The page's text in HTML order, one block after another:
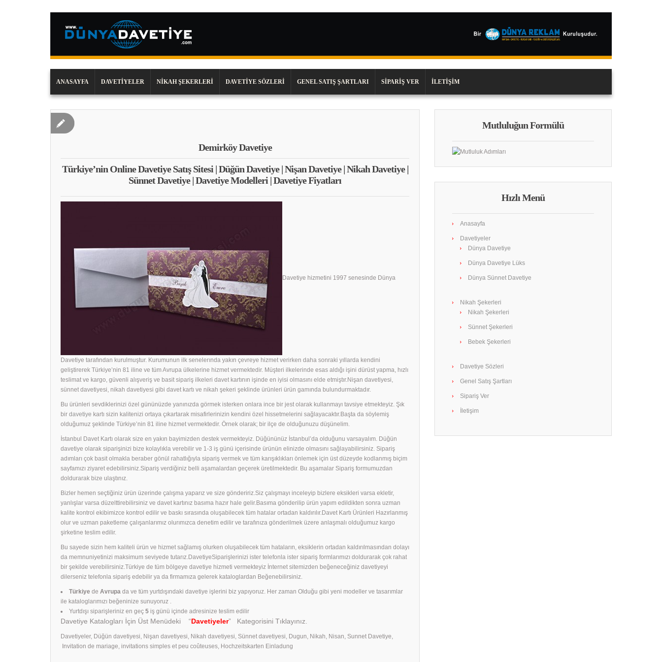
ANASAYFA DAVETIYELER NIKAH ŞEKERLERI DAVETIYE SÖZLERI GENEL SATIŞ ŞARTLARI SIPARIŞ VER İLETIŞIM
Demirköy Davetiye
Türkiye’nin Online Davetiye Satış Sitesi | Düğün Davetiye | Nişan Davetiye | Nikah Davetiye |
Sünnet Davetiye | Davetiye Modelleri | Davetiye Fiyatları
Davetiye hizmetini 1997 senesinde Dünya
Davetiye tarafından kurulmuştur. Kurumunun ilk senelerında yakın çevreye hizmet verirken daha sonraki yıllarda kendini
geliştirerek Türkiye’nin 81 iline ve tüm Avrupa ülkelerine hizmet vermektedir. Müşteri ilkelerinde esas aldığı işini dürüst yapma, hızlı
teslimat ve kargo, güvenli alışveriş ve basit sipariş ilkeleri davet kartının işinde en iyisi olmasını elde etmiştır.Nişan davetiyesi,
sünnet davetiyesi, nikah davetiyesi gibi davet kartı ve nikah şekeri şeklinde ürünleri ürün gamında bulundurmaktadır.
Bu ürünleri sevdiklerinizi özel gününüzde yanınızda görmek isterken onlara ince bir jest olarak kullanmayı tavsiye etmekteyiz. Şık
bir davetiye kartı sizin kalitenizi ortaya çıkartarak misafirlerinizin kendini özel hissetmelerini sağlayacaktır.Başta da söylemiş
olduğumuz şeklinde Türkiye’nin 81 iline hizmet vermektedir. Örnek olarak; bir ilçe de olduğunuzu düşünelim.
İstanbul Davet Kartı olarak size en yakın bayimizden destek vermekteyiz. Düğününüz İstanbul’da olduğunu varsayalım. Düğün
davetiye olarak siparişinizi bize kolaylıkla verebilir ve 1-3 iş günü içerisinde ürünün elinizde olmasını sağlayabilirsiniz. Sipariş
adımları çok basit olmakla beraber gönül rahatlığıyla sipariş vermek ve tüm karışıklıkları önlemek için üst düzeyde kodlanmış biçim
sayfamızı ziyaret edebilirsiniz.Sipariş verdiğiniz belli aşamalardan geçerek üretilmektedir. Bu aşamalar Sipariş formumuzdan
doldurarak bize ulaştınız.
Bizler hemen seçtiğiniz ürün üzerinde çalışma yaparız ve size göndeririz.Siz çalışmayı inceleyip bizlere eksikleri varsa ekletir,
yanlışlar varsa düzelttirebilirsiniz ve davet kartınız basıma hazır hale gelir.Basıma gönderilip ürün yapım edildikten sonra uzman
kalite kontrol ekibimizce kontrol edilir ve baskı sırasında oluşabilecek tüm hatalar ortadan kaldırılır.Davet Kartı Ürünleri Hazırlanmış
olur ve uzman paketleme çalışanlarımız olurımızca denetim edilir ve tarafınıza gönderilmek üzere anlaşmalı olduğumuz kargo
şirketine teslim edilir.
Bu sayede sizin hem kaliteli ürün ve hizmet sağlamış olurken oluşabilecek tüm hataların, eksiklerin ortadan kaldırılmasından dolayı
da memnuniyetinizi maksimum seviyede tutarız.DavetiyeSiparişlerinizi ister telefonla ister sipariş formlarımızı doldurarak çok rahat
bir şekilde verebilirsiniz.Türkiye de tüm bölgeye davetiye hizmeti vermekteyiz İnternet sitemizden beğeneceğiniz davetiyeyi
dilerseniz telefonla sipariş edebilir ya da firmamıza gelerek kataloglardan Beğenebilirsiniz.
Türkiye de Avrupa da ve tüm yurtdışındaki davetiye işlerini biz yapıyoruz. Her zaman Olduğu gibi yeni modeller ve tasarımlar
ile kataloglarımızı beğeninize sunuyoruz .
Yurtdışı siparişleriniz en geç 5 iş günü içinde adresinize teslim edilir
Davetiye Katalogları İçin Üst Menüdeki “Davetiyeler” Kategorisini Tıklayınız.
Davetiyeler, Düğün davetiyesi, Nişan davetiyesi, Nikah davetiyesi, Sünnet davetiyesi, Dugun, Nikah, Nisan, Sunnet Davetiye,
Invitation de mariage, invitations simples et peu coûteuses, Hochzeitskarten Einladung
Mutluluğun Formülü
Hızlı Menü
Anasayfa
Davetiyeler
Dünya Davetiye
Dünya Davetiye Lüks
Dünya Sünnet Davetiye
Nikah Şekerleri
Nikah Şekerleri
Sünnet Şekerleri
Bebek Şekerleri
Davetiye Sözleri
Genel Satış Şartları
Sipariş Ver
İletişim